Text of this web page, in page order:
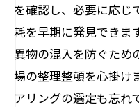
を確認し、必要に応じ
耗を早期に発見できま
異物の混入を防ぐため
場の整理整頓を心掛け
アリングの選定も忘れ